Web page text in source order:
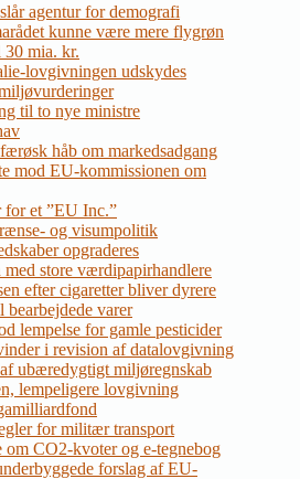
agentur for demografi
kunne være mere flygrøn
mia. kr.
lovgivningen udskydes
til to nye ministre
håb om markedsadgang
mod EU-kommissionen om
et ”EU Inc.”
og visumpolitik
opgraderes
store værdipapirhandlere
efter cigaretter bliver dyrere
varer
lempelse for gamle pesticider
i revision af datalovgivning
ubæredygtigt miljøregnskab
lempeligere lovgivning
for militær transport
om CO2-kvoter og e-tegnebog
forslag af EU-